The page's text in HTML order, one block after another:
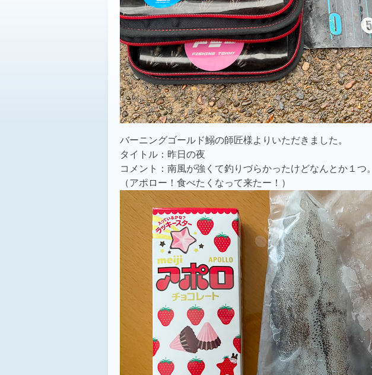
バーニングゴールド鰯の師匠様よりいただきました。
タイトル：昨日の夜
コメント：南風が強くて釣りづらかったけどなんとか１つ。
（アポロー！食べたくなって来たー！）